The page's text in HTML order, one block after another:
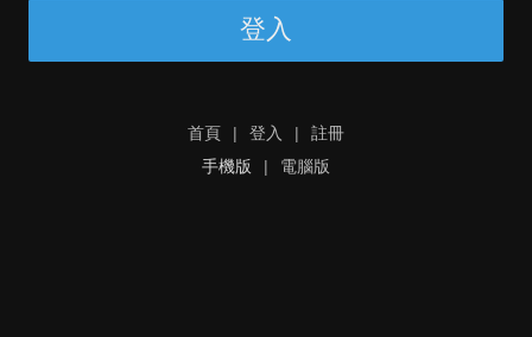
登入
首頁 | 登入 |
註冊
手機版
| 電腦版